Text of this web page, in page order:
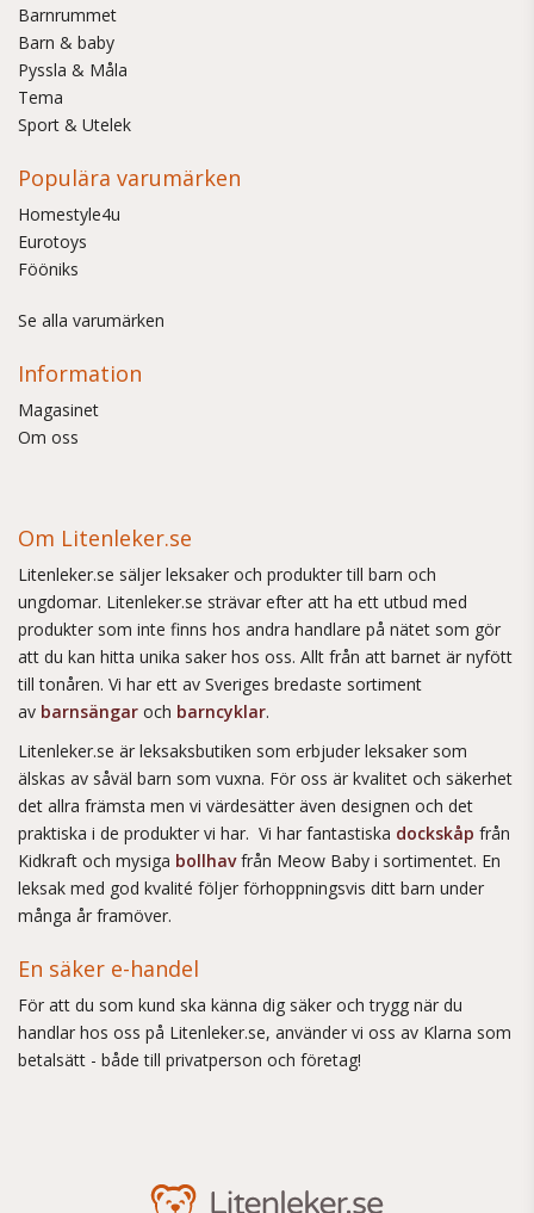
Barnrummet
Barn & baby
Pyssla & Måla
Tema
Sport & Utelek
Populära varumärken
Homestyle4u
Eurotoys
Fööniks
Se alla varumärken
Information
Magasinet
Om oss
Om Litenleker.se
Litenleker.se säljer leksaker och produkter till barn och
ungdomar. Litenleker.se strävar efter att ha ett utbud med
produkter som inte finns hos andra handlare på nätet som gör
att du kan hitta unika saker hos oss. Allt från att barnet är nyfött
till tonåren. Vi har ett av Sveriges bredaste sortiment
av barnsängar och barncyklar.
Litenleker.se är leksaksbutiken som erbjuder leksaker som
älskas av såväl barn som vuxna. För oss är kvalitet och säkerhet
det allra främsta men vi värdesätter även designen och det
praktiska i de produkter vi har. Vi har fantastiska dockskåp från
Kidkraft och mysiga bollhavfrån Meow Baby i sortimentet. En
leksak med god kvalité följer förhoppningsvis ditt barn under
många år framöver.
En säker e-handel
För att du som kund ska känna dig säker och trygg när du
handlar hos oss på Litenleker.se, använder vi oss av Klarna som
betalsätt - både till privatperson och företag!